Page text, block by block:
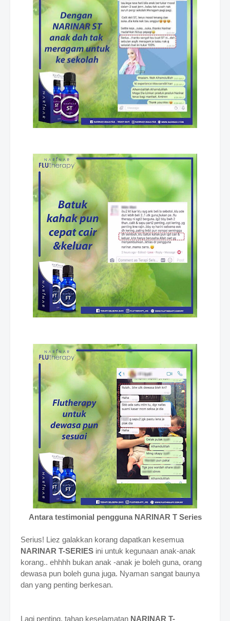
Antara testimonial pengguna NARINAR T Series
Serius! Liez galakkan korang dapatkan kesemua
NARINAR T-SERIES ini untuk kegunaan anak-anak
korang.. ehhhh bukan anak -anak je boleh guna, orang
dewasa pun boleh guna juga. Nyaman sangat baunya
dan yang penting berkesan.
Lagi penting, tahap keselamatan NARINAR T-